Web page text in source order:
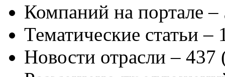
Компаний на портале
Тематические статьи –
Новости отрасли – 437